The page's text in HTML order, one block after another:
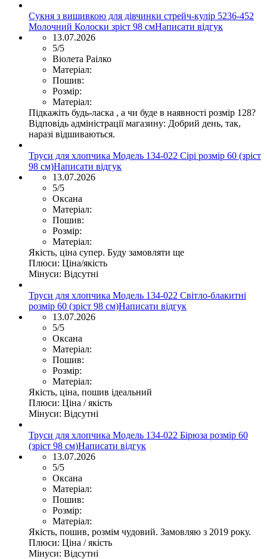
Сукня з вишивкою для дівчинки стрейч-кулір 5236-452
Молочний Колоски зріст 98 смНаписати відгук
13.07.2026
5/5
Віолета Раілко
Матеріал:
Пошив:
Розмір:
Матеріал:
Підкажіть будь-ласка , а чи буде в наявності розмір 128?
Відповідь адміністрації магазину: Добрий день, так,
наразі відшиваються.
Труси для хлопчика Модель 134-022 Сірі розмір 60 (зріст
98 см)Написати відгук
13.07.2026
5/5
Оксана
Матеріал:
Пошив:
Розмір:
Матеріал:
Якість, ціна супер. Буду замовляти ще
Плюси: Ціна/якість
Мінуси: Відсутні
Труси для хлопчика Модель 134-022 Світло-блакитні
розмір 60 (зріст 98 см)Написати відгук
13.07.2026
5/5
Оксана
Матеріал:
Пошив:
Розмір:
Матеріал:
Якість, ціна, пошив ідеальний
Плюси: Ціна / якість
Мінуси: Відсутні
Труси для хлопчика Модель 134-022 Бірюза розмір 60
(зріст 98 см)Написати відгук
13.07.2026
5/5
Оксана
Матеріал:
Пошив:
Розмір:
Матеріал:
Якість, пошив, розмім чудовий. Замовляю з 2019 року.
Плюси: Ціна / якість
Мінуси: Відсутні